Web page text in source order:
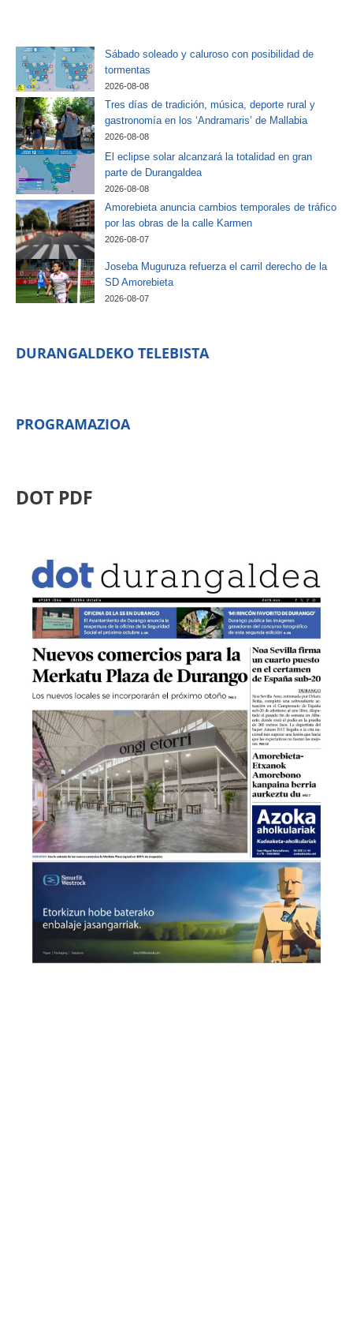
Sábado soleado y caluroso con posibilidad de
tormentas
2026-08-08
Tres días de tradición, música, deporte rural y
gastronomía en los ‘Andramaris’ de Mallabia
2026-08-08
El eclipse solar alcanzará la totalidad en gran
parte de Durangaldea
2026-08-08
Amorebieta anuncia cambios temporales de tráfico
por las obras de la calle Karmen
2026-08-07
Joseba Muguruza refuerza el carril derecho de la
SD Amorebieta
2026-08-07
DURANGALDEKO TELEBISTA
PROGRAMAZIOA
DOT PDF